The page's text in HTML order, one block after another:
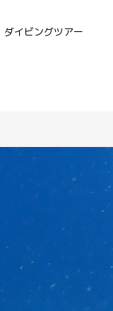
ダイビングツアー